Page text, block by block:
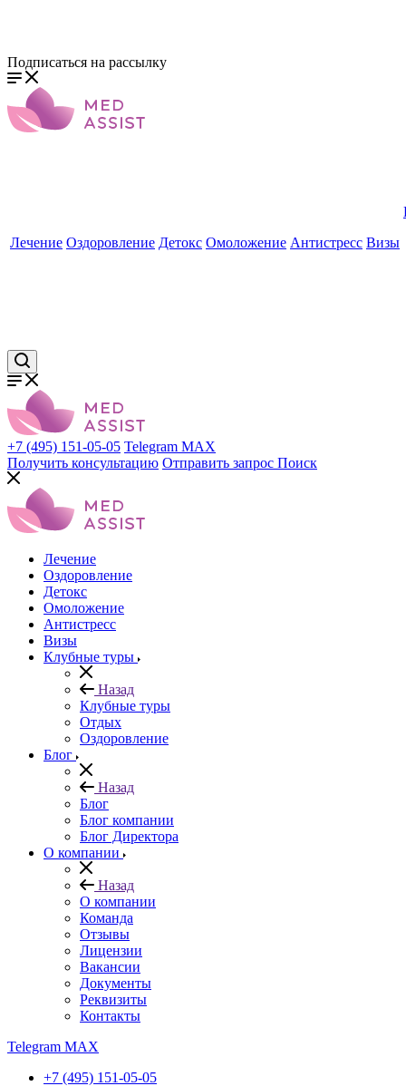
Подписаться на рассылку
Лечение Оздоровление Детокс Омоложение Антистресс Визы
+7 (495) 151-05-05 Telegram MAX
Получить консультацию Отправить запрос Поиск
Лечение
Оздоровление
Детокс
Омоложение
Антистресс
Визы
Клубные туры
Назад
Клубные туры
Отдых
Оздоровление
Блог
Назад
Блог
Блог компании
Блог Директора
О компании
Назад
О компании
Команда
Отзывы
Лицензии
Вакансии
Документы
Реквизиты
Контакты
Telegram MAX
+7 (495) 151-05-05